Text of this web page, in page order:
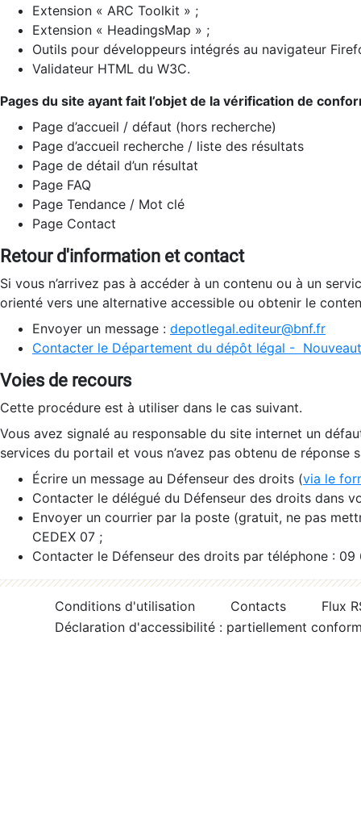
Extension « ARC Toolkit » ;
Extension « HeadingsMap » ;
Outils pour développeurs intégrés au navigateur
Validateur HTML du W3C.
Pages du site ayant fait l’objet de la vérification de
Page d’accueil / défaut (hors recherche)
Page d’accueil recherche / liste des résultats
Page de détail d’un résultat
Page FAQ
Page Tendance / Mot clé
Page Contact
Retour d'information et contact
Si vous n’arrivez pas à accéder à un contenu ou à un
orienté vers une alternative accessible ou obtenir le
Envoyer un message : depotlegal.editeur@bnf.fr
Contacter le Département du dépôt légal -
Voies de recours
Cette procédure est à utiliser dans le cas suivant.
Vous avez signalé au responsable du site internet un
services du portail et vous n’avez pas obtenu de réponse
Écrire un message au Défenseur des droits (via le
Contacter le délégué du Défenseur des droits dans
Envoyer un courrier par la poste (gratuit, ne pas
CEDEX 07 ;
Contacter le Défenseur des droits par téléphone :
Conditions d'utilisation Contacts
Flux
Déclaration d'accessibilité : partiellement